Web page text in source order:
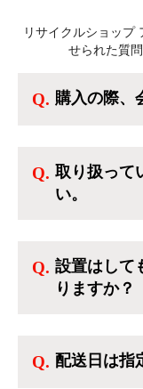
リサイクルショップ
せられた質
購入の際、
も出来ます
品を入れた
取り扱って
い。
のような新
ら、季節・
設置はして
りますか？
京・埼玉・
配送日は指